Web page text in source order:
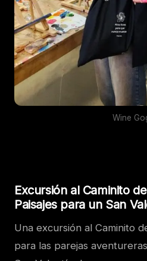
Wine
Excursión al Caminito
Paisajes para un San
Una excursión al Caminito
para las parejas